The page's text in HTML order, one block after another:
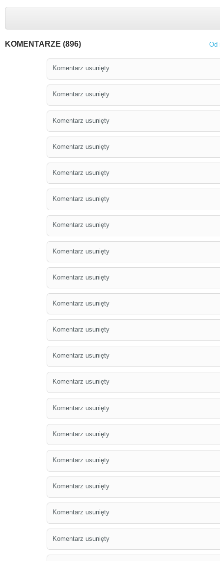
KOMENTARZE (896) Od
Komentarz usunięty
Komentarz usunięty
Komentarz usunięty
Komentarz usunięty
Komentarz usunięty
Komentarz usunięty
Komentarz usunięty
Komentarz usunięty
Komentarz usunięty
Komentarz usunięty
Komentarz usunięty
Komentarz usunięty
Komentarz usunięty
Komentarz usunięty
Komentarz usunięty
Komentarz usunięty
Komentarz usunięty
Komentarz usunięty
Komentarz usunięty